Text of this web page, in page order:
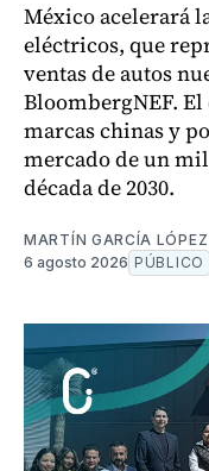
México acelerará
eléctricos, que
ventas de autos
BloombergNEF.
marcas chinas y
mercado de un
década de 2030.
MARTÍN GARCÍA LÓPEZ
6 agosto 2026 PÚBLICO